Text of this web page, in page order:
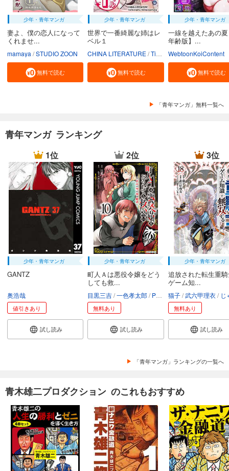
少年・青年マンガ
妻よ、僕の恋人になって
くれませ...
mamaya STUDIO ZOON
無料で読む
少年・青年マンガ
世界で一番綺麗な姉はレ
ベル１
CHINA LITERATURE Tiankongshu Mangongchang
無料で読む
少年・青年マンガ
一線を越えたあの
年齢版】...
WebtoonKoiContent
無料で読む
「青年マンガ」無料一覧へ
青年マンガ ランキング
1位
少年・青年マンガ
GANTZ
奥浩哉
値引きあり
試し読み
2位
少年・青年マンガ
町人Ａは悪役令嬢をどう
しても救...
目黒三吉 一色孝太郎 Parum
無料あり
試し読み
3位
少年・青年マンガ
追放された転生重
ゲーム知...
猫子 武六甲理衣 じゃ
無料あり
試し読み
「青年マンガ」ランキングの一覧へ
青木雄二プロダクション のこれもおすすめ